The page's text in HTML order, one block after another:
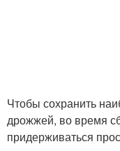
Чтобы сохранить
дрожжей, во время
придерживаться